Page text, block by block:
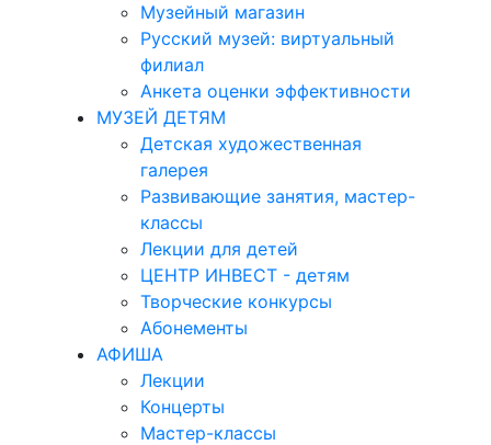
Музейный магазин
Русский музей: виртуальный
филиал
Анкета оценки эффективности
МУЗЕЙ ДЕТЯМ
Детская художественная
галерея
Развивающие занятия, мастер-
классы
Лекции для детей
ЦЕНТР ИНВЕСТ - детям
Творческие конкурсы
Абонементы
АФИША
Лекции
Концерты
Мастер-классы